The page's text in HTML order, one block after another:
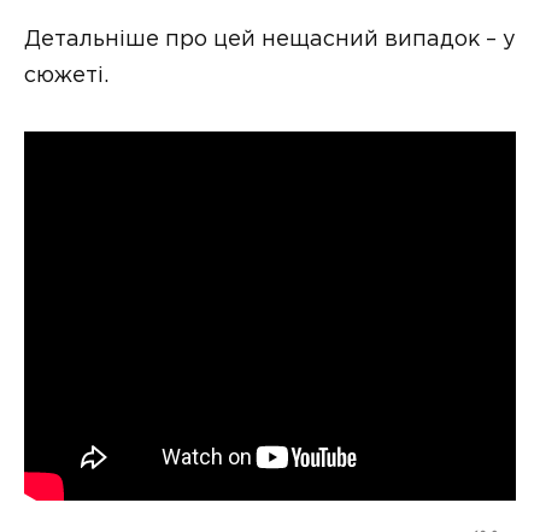
Детальніше про цей нещасний випадок – у
сюжеті.